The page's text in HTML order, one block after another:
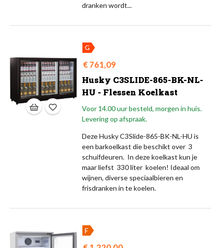
dranken wordt...
Prijs
€ 761,09
Husky C3SLIDE-865-BK-NL-
HU - Flessen Koelkast
Voor 14.00 uur besteld, morgen in huis.
Levering op afspraak.
Deze Husky C3Slide-865-BK-NL-HU is
een barkoelkast die beschikt over 3
schuifdeuren. In deze koelkast kun je
maar liefst 330 liter koelen! Ideaal om
wijnen, diverse speciaalbieren en
frisdranken in te koelen.
Prijs